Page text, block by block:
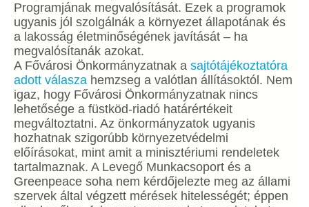
Programjának megvalósítását. Ezek a programok
ugyanis jól szolgálnák a környezet állapotának és
a lakosság életminőségének javítását – ha
megvalósítanák azokat.
A Fővárosi Önkormányzatnak a sajtótájékoztatóra
adott válasza hemzseg a valótlan állításoktól. Nem
igaz, hogy Fővárosi Önkormányzatnak nincs
lehetősége a füstköd-riadó határértékeit
megváltoztatni. Az önkormányzatok ugyanis
hozhatnak szigorúbb környezetvédelmi
előírásokat, mint amit a minisztériumi rendeletek
tartalmaznak. A Levegő Munkacsoport és a
Greenpeace soha nem kérdőjelezte meg az állami
szervek által végzett mérések hitelességét; éppen